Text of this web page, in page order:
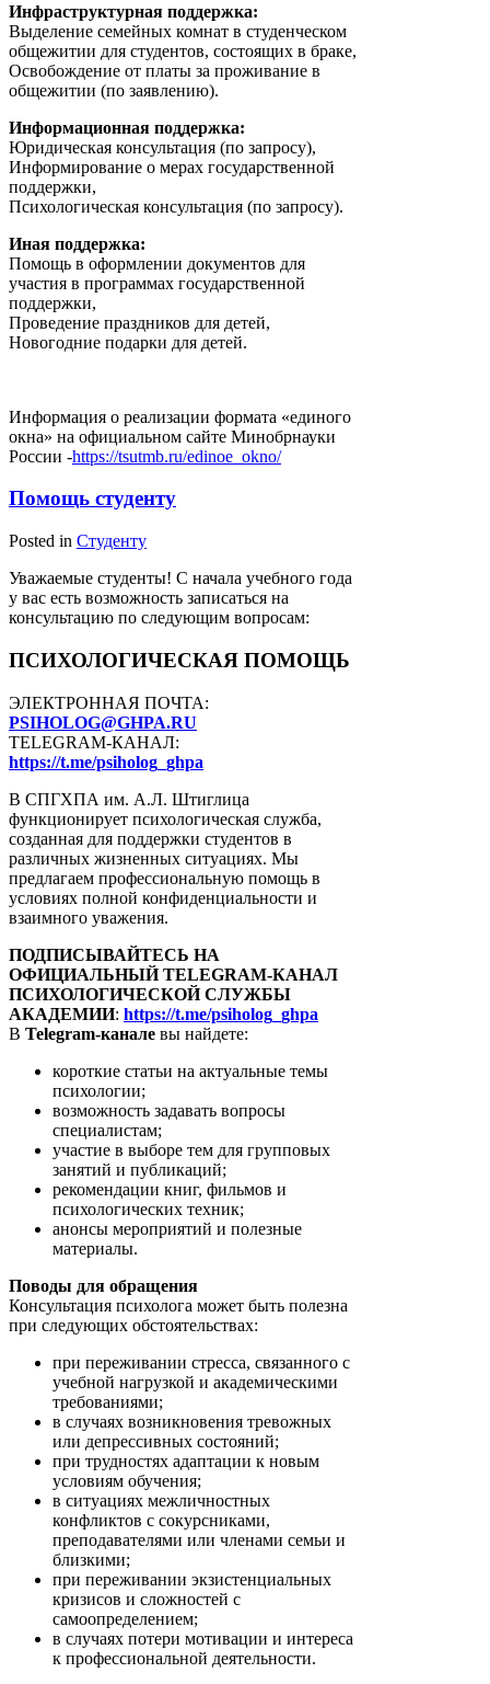
Инфраструктурная поддержка:
Выделение семейных комнат в студенческом
общежитии для студентов, состоящих в браке,
Освобождение от платы за проживание в
общежитии (по заявлению).
Информационная поддержка:
Юридическая консультация (по запросу),
Информирование о мерах государственной
поддержки,
Психологическая консультация (по запросу).
Иная поддержка:
Помощь в оформлении документов для
участия в программах государственной
поддержки,
Проведение праздников для детей,
Новогодние подарки для детей.
Информация о реализации формата «единого
окна» на официальном сайте Минобрнауки
России -https://tsutmb.ru/edinoe_okno/
Помощь студенту
Posted in Студенту
Уважаемые студенты! С начала учебного года
у вас есть возможность записаться на
консультацию по следующим вопросам:
ПСИХОЛОГИЧЕСКАЯ ПОМОЩЬ
ЭЛЕКТРОННАЯ ПОЧТА:
PSIHOLOG@GHPA.RU
TELEGRAM-КАНАЛ:
https://t.me/psiholog_ghpa
В СПГХПА им. А.Л. Штиглица
функционирует психологическая служба,
созданная для поддержки студентов в
различных жизненных ситуациях. Мы
предлагаем профессиональную помощь в
условиях полной конфиденциальности и
взаимного уважения.
ПОДПИСЫВАЙТЕСЬ НА
ОФИЦИАЛЬНЫЙTELEGRAM-КАНАЛ
ПСИХОЛОГИЧЕСКОЙ СЛУЖБЫ
АКАДЕМИИ: https://t.me/psiholog_ghpa
В Telegram-канале вы найдете:
короткие статьи на актуальные темы
психологии;
возможность задавать вопросы
специалистам;
участие в выборе тем для групповых
занятий и публикаций;
рекомендации книг, фильмов и
психологических техник;
анонсы мероприятий и полезные
материалы.
Поводы для обращения
Консультация психолога может быть полезна
при следующих обстоятельствах:
при переживании стресса, связанного с
учебной нагрузкой и академическими
требованиями;
в случаях возникновения тревожных
или депрессивных состояний;
при трудностях адаптации к новым
условиям обучения;
в ситуациях межличностных
конфликтов с сокурсниками,
преподавателями или членами семьи и
близкими;
при переживании экзистенциальных
кризисов и сложностей с
самоопределением;
в случаях потери мотивации и интереса
к профессиональной деятельности.